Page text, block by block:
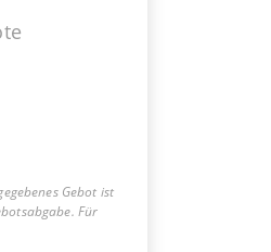
Gebot ist
Für